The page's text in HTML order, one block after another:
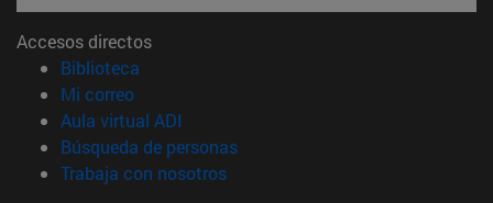
Accesos directos
Biblioteca
Mi correo(abre en nueva ventana)
Aula virtual ADI
Búsqueda de personas(abre en nueva ventana)
Trabaja con nosotros(abre en nueva ventana)